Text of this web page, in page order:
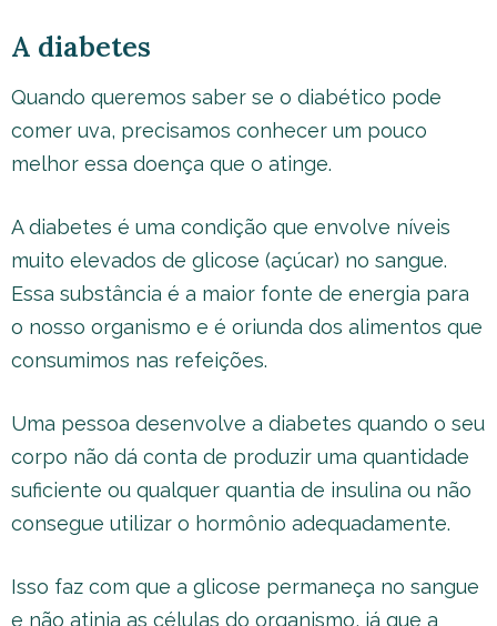
A diabetes
Quando queremos saber se o diabético pode
comer uva, precisamos conhecer um pouco
melhor essa doença que o atinge.
A diabetes é uma condição que envolve níveis
muito elevados de glicose (açúcar) no sangue.
Essa substância é a maior fonte de energia para
o nosso organismo e é oriunda dos alimentos que
consumimos nas refeições.
Uma pessoa desenvolve a diabetes quando o seu
corpo não dá conta de produzir uma quantidade
suficiente ou qualquer quantia de insulina ou não
consegue utilizar o hormônio adequadamente.
Isso faz com que a glicose permaneça no sangue
e não atinja as células do organismo, já que a